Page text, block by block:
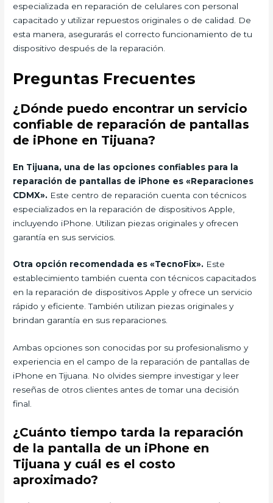
especializada en reparación de celulares con personal
capacitado y utilizar repuestos originales o de calidad. De
esta manera, asegurarás el correcto funcionamiento de tu
dispositivo después de la reparación.
Preguntas Frecuentes
¿Dónde puedo encontrar un servicio
confiable de reparación de pantallas
de iPhone en Tijuana?
En Tijuana, una de las opciones confiables para la
reparación de pantallas de iPhone es «Reparaciones
CDMX». Este centro de reparación cuenta con técnicos
especializados en la reparación de dispositivos Apple,
incluyendo iPhone. Utilizan piezas originales y ofrecen
garantía en sus servicios.
Otra opción recomendada es «TecnoFix». Este
establecimiento también cuenta con técnicos capacitados
en la reparación de dispositivos Apple y ofrece un servicio
rápido y eficiente. También utilizan piezas originales y
brindan garantía en sus reparaciones.
Ambas opciones son conocidas por su profesionalismo y
experiencia en el campo de la reparación de pantallas de
iPhone en Tijuana. No olvides siempre investigar y leer
reseñas de otros clientes antes de tomar una decisión
final.
¿Cuánto tiempo tarda la reparación
de la pantalla de un iPhone en
Tijuana y cuál es el costo
aproximado?